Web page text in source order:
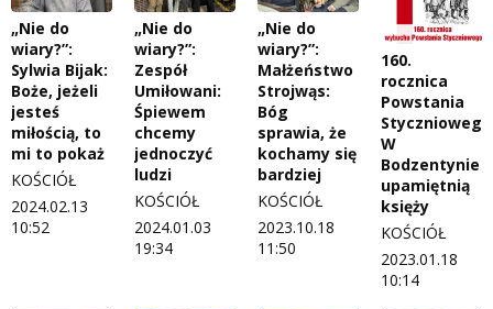
„Nie do
wiary?”:
Sylwia Bijak:
Boże, jeżeli
jesteś
miłością, to
mi to pokaż
KOŚCIÓŁ
2024.02.13
10:52
„Nie do
wiary?”:
Zespół
Umiłowani:
Śpiewem
chcemy
jednoczyć
ludzi
KOŚCIÓŁ
2024.01.03
19:34
„Nie do
wiary?”:
Małżeństwo
Strojwąs:
Bóg
sprawia, że
kochamy się
bardziej
KOŚCIÓŁ
2023.10.18
11:50
160.
rocznica
Powstania
W
Bodzentynie
upamiętnią
księży
KOŚCIÓŁ
2023.01.18
10:14